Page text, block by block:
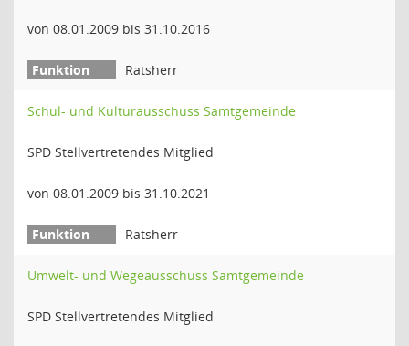
von 08.01.2009 bis 31.10.2016
Ratsherr
Schul- und Kulturausschuss Samtgemeinde
SPD Stellvertretendes Mitglied
von 08.01.2009 bis 31.10.2021
Ratsherr
Umwelt- und Wegeausschuss Samtgemeinde
SPD Stellvertretendes Mitglied